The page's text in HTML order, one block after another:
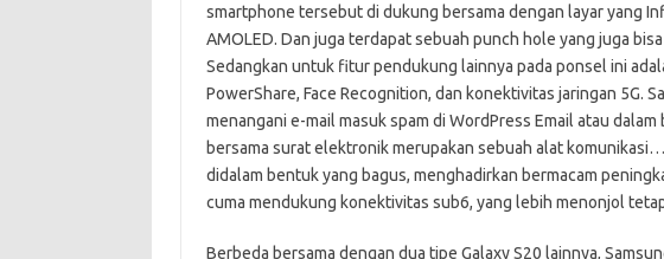
smartphone tersebut di dukung bersama dengan layar yang
AMOLED. Dan juga terdapat sebuah punch hole yang juga
Sedangkan untuk fitur pendukung lainnya pada ponsel ini
PowerShare, Face Recognition, dan konektivitas jaringan 5G.
menangani e-mail masuk spam di WordPress Email atau
bersama surat elektronik merupakan sebuah alat
didalam bentuk yang bagus, menghadirkan bermacam
cuma mendukung konektivitas sub6, yang lebih menonjol
Berbeda bersama dengan dua tipe Galaxy S20 lainnya,